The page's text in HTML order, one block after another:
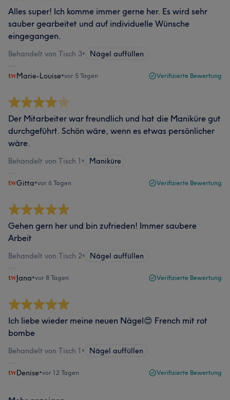
Alles super! Ich komme immer gerne her. Es wird sehr
sauber gearbeitet und auf individuelle Wünsche
eingegangen.
Behandelt von Tisch 3• Nägel auffüllen
Marie-Louise•vor 5 Tagen Verifizierte Bewertung
Der Mitarbeiter war freundlich und hat die Maniküre gut
durchgeführt. Schön wäre, wenn es etwas persönlicher
wäre.
Behandelt von Tisch 1 • Maniküre
Gitta•vor 6 Tagen Verifizierte Bewertung
Gehen gern her und bin zufrieden! Immer saubere
Arbeit
Behandelt von Tisch 2• Nägel auffüllen
Jana•vor 8 Tagen Verifizierte Bewertung
Ich liebe wieder meine neuen Nägel😍 French mit rot
bombe
Behandelt von Tisch 1 • Nägel auffüllen
Denise•vor 12 Tagen Verifizierte Bewertung